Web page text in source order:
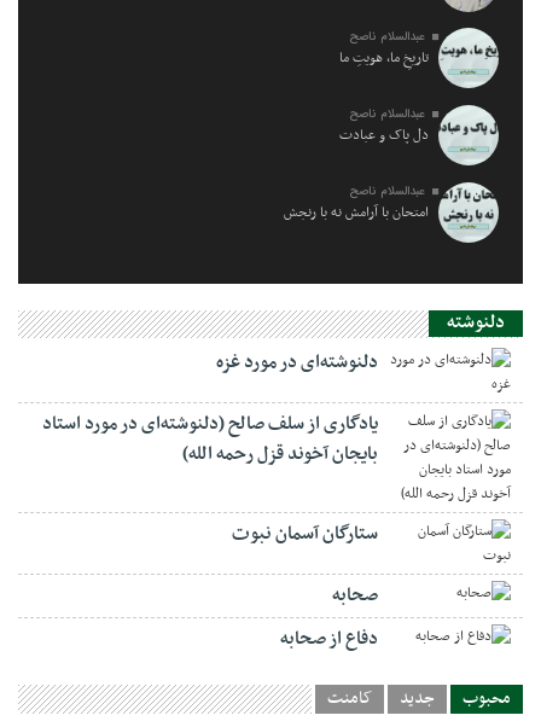
عبدالسلام ناصح
تاریخِ ما، هویتِ ما
عبدالسلام ناصح
دل پاک و عبادت
عبدالسلام ناصح
امتحان با آرامش نه با رنجش
دلنوشته
دلنوشته‌ای در مورد غزه
یادگاری از سلف صالح (دلنوشته‌ای در مورد استاد
بایجان آخوند قزل رحمه الله)
ستارگان آسمان نبوت
صحابه
دفاع از صحابه
محبوب جدید کامنت